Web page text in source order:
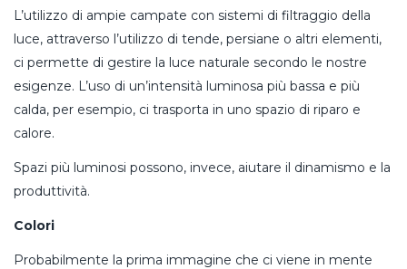
L’utilizzo di ampie campate con sistemi di filtraggio della
luce, attraverso l’utilizzo di tende, persiane o altri elementi,
ci permette di gestire la luce naturale secondo le nostre
esigenze. L’uso di un’intensità luminosa più bassa e più
calda, per esempio, ci trasporta in uno spazio di riparo e
calore.
Spazi più luminosi possono, invece, aiutare il dinamismo e la
produttività.
Colori
Probabilmente la prima immagine che ci viene in mente